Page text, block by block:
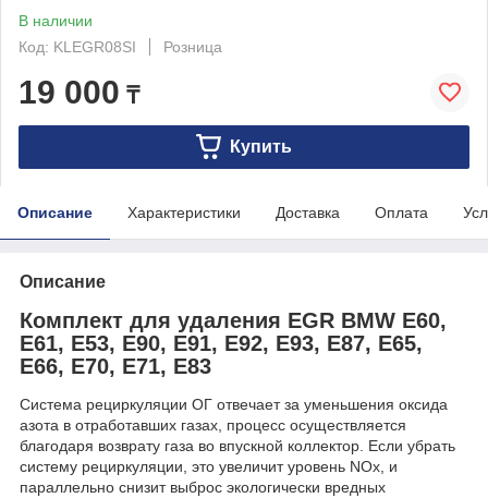
В наличии
Код: KLEGR08SI
Розница
19 000 ₸
Купить
Описание Характеристики Доставка Оплата
Описание
Комплект для удаления EGR BMW E60,
E61, E53, E90, E91, E92, E93, E87, E65,
E66, E70, E71, E83
Система рециркуляции ОГ отвечает за уменьшения оксида
азота в отработавших газах, процесс осуществляется
благодаря возврату газа во впускной коллектор. Если убрать
систему рециркуляции, это увеличит уровень NOx, и
параллельно снизит выброс экологически вредных